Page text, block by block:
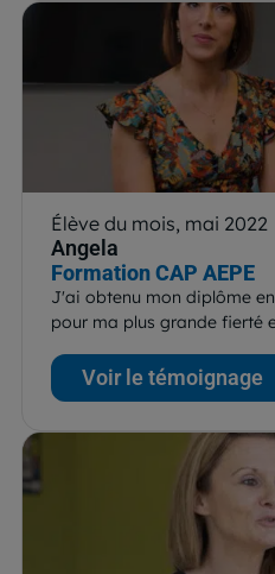
Élève du mois, mai 2022
Angela
Formation CAP AEPE
J'ai obtenu mon diplôme
pour ma plus grande fierté
Voir le témoignage